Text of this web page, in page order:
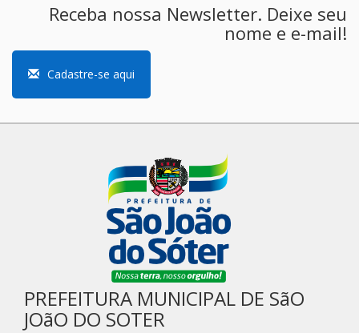
Receba nossa Newsletter. Deixe seu
nome e e-mail!
Cadastre-se aqui
PREFEITURA MUNICIPAL DE SãO
JOãO DO SOTER